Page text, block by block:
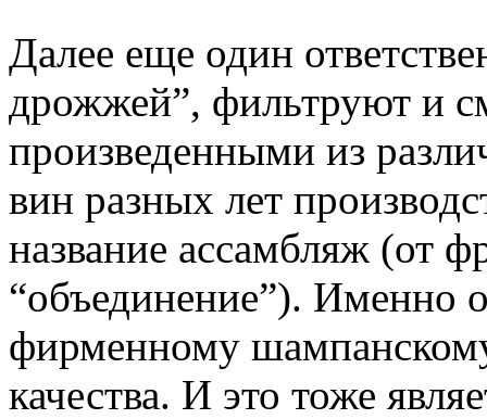
Далее еще один
дрожжей”, фильтруют и
произведенными из
вин разных лет
название ассамбляж (от
“объединение”). Именно
фирменному
качества. И это тоже